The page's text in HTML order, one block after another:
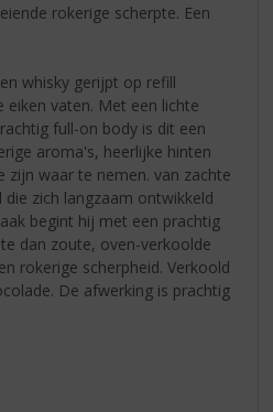
rokerige scherpte. Een
whisky gerijpt op refill
eiken vaten. Met een lichte
full-on body is dit een
aroma's, heerlijke hinten
zijn waar te nemen. van zachte
zich langzaam ontwikkeld
begint hij met een prachtig
dan zoute, oven-verkoolde
rokerige scherpheid. Verkoold
De afwerking is prachtig